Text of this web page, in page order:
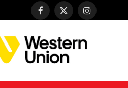
Facebook
X
Instagram